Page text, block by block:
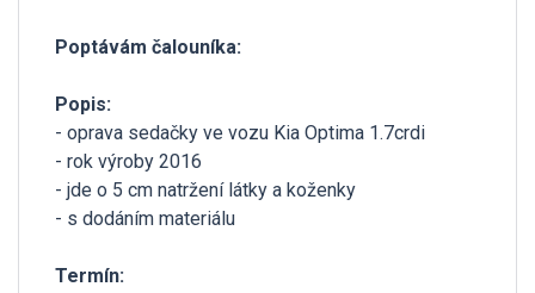
Poptávám čalouníka:
Popis:
- oprava sedačky ve vozu Kia Optima 1.7crdi
- rok výroby 2016
- jde o 5 cm natržení látky a koženky
- s dodáním materiálu
Termín: